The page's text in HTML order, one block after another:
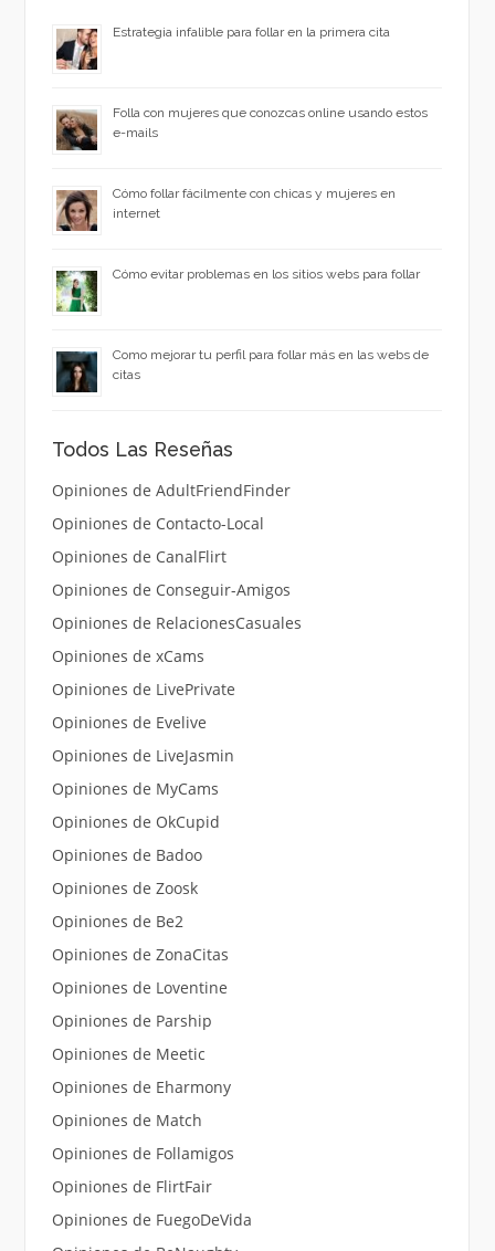
Estrategia infalible para follar en la primera cita
Folla con mujeres que conozcas online usando estos
e-mails
Cómo follar fácilmente con chicas y mujeres en
internet
Cómo evitar problemas en los sitios webs para follar
Como mejorar tu perfil para follar más en las webs de
citas
Todos Las Reseñas
Opiniones de AdultFriendFinder
Opiniones de Contacto-Local
Opiniones de CanalFlirt
Opiniones de Conseguir-Amigos
Opiniones de RelacionesCasuales
Opiniones de xCams
Opiniones de LivePrivate
Opiniones de Evelive
Opiniones de LiveJasmin
Opiniones de MyCams
Opiniones de OkCupid
Opiniones de Badoo
Opiniones de Zoosk
Opiniones de Be2
Opiniones de ZonaCitas
Opiniones de Loventine
Opiniones de Parship
Opiniones de Meetic
Opiniones de Eharmony
Opiniones de Match
Opiniones de Follamigos
Opiniones de FlirtFair
Opiniones de FuegoDeVida